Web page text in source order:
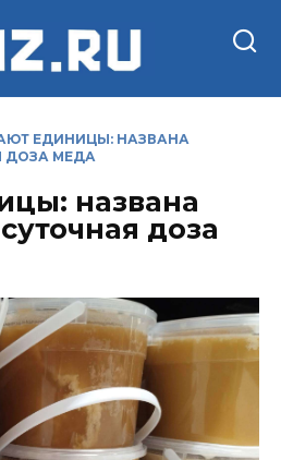
ЕДИНИЦЫ: НАЗВАНА
ДОЗА МЕДА
названа
доза